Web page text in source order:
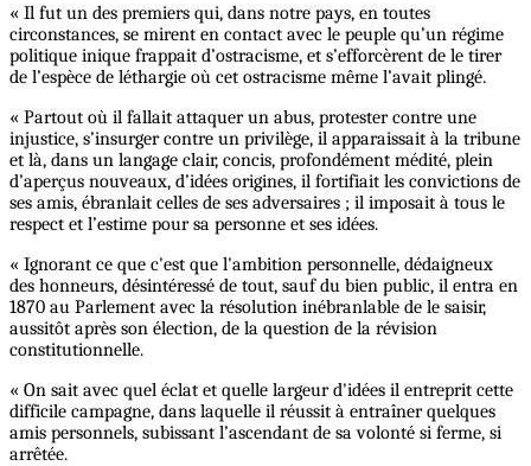
« Il fut un des premiers qui, dans notre pays, en toutes
circonstances, se mirent en contact avec le peuple qu’un régime
politique inique frappait d’ostracisme, et s’efforcèrent de le tirer
de l’espèce de léthargie où cet ostracisme même l’avait plingé.
« Partout où il fallait attaquer un abus, protester contre une
injustice, s’insurger contre un privilège, il apparaissait à la tribune
et là, dans un langage clair, concis, profondément médité, plein
d’aperçus nouveaux, d’idées origines, il fortifiait les convictions de
ses amis, ébranlait celles de ses adversaires ; il imposait à tous le
respect et l’estime pour sa personne et ses idées.
« Ignorant ce que c'est que l'ambition personnelle, dédaigneux
des honneurs, désintéressé de tout, sauf du bien public, il entra en
1870 au Parlement avec la résolution inébranlable de le saisir,
aussitôt après son élection, de la question de la révision
constitutionnelle.
« On sait avec quel éclat et quelle largeur d'idées il entreprit cette
difficile campagne, dans laquelle il réussit à entraîner quelques
amis personnels, subissant l’ascendant de sa volonté si ferme, si
arrêtée.